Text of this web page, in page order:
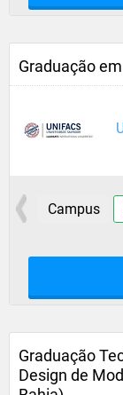
Graduação
Campus
Graduação
Design de